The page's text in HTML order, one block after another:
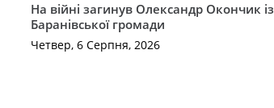
На війні загинув Олександр Окончик із
Баранівської громади
Четвер, 6 Серпня, 2026